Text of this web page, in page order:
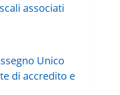
associati